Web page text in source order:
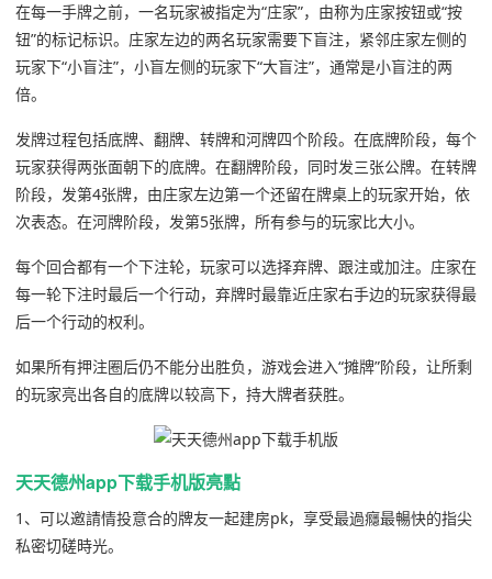
在每一手牌之前，一名玩家被指定为“庄家”，由称为庄家按钮或“按
钮”的标记标识。庄家左边的两名玩家需要下盲注，紧邻庄家左侧的
玩家下“小盲注”，小盲左侧的玩家下“大盲注”，通常是小盲注的两
倍。
发牌过程包括底牌、翻牌、转牌和河牌四个阶段。在底牌阶段，每个
玩家获得两张面朝下的底牌。在翻牌阶段，同时发三张公牌。在转牌
阶段，发第4张牌，由庄家左边第一个还留在牌桌上的玩家开始，依
次表态。在河牌阶段，发第5张牌，所有参与的玩家比大小。
每个回合都有一个下注轮，玩家可以选择弃牌、跟注或加注。庄家在
每一轮下注时最后一个行动，弃牌时最靠近庄家右手边的玩家获得最
后一个行动的权利。
如果所有押注圈后仍不能分出胜负，游戏会进入“摊牌”阶段，让所剩
的玩家亮出各自的底牌以较高下，持大牌者获胜。
天天德州app下载手机版亮點
1、可以邀請情投意合的牌友一起建房pk，享受最過癮最暢快的指尖
私密切磋時光。